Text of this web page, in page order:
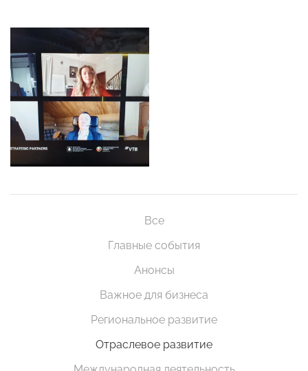
Все
Главные события
Анонсы
Важное для бизнеса
Региональное развитие
Отраслевое развитие